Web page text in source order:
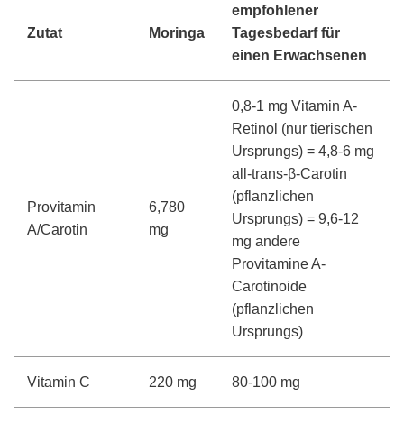
Zutat Moringa
empfohlener
Tagesbedarf für
einen Erwachsenen
Provitamin
A/Carotin
6,780
mg
0,8-1 mg Vitamin A-
Retinol (nur tierischen
Ursprungs) = 4,8-6 mg
all-trans-β-Carotin
(pflanzlichen
Ursprungs) = 9,6-12
mg andere
Provitamine A-
Carotinoide
(pflanzlichen
Ursprungs)
Vitamin C 220 mg 80-100 mg